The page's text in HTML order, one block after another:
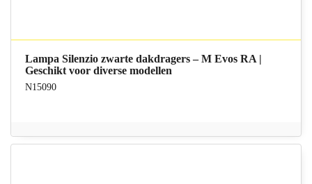
Lampa Silenzio zwarte dakdragers – M Evos RA |
Geschikt voor diverse modellen
N15090